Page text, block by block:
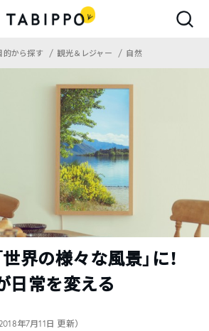
的から探す 観光＆レジャー 自然
界の様々な風景」に！
日常を変える
年7月11日 更新）